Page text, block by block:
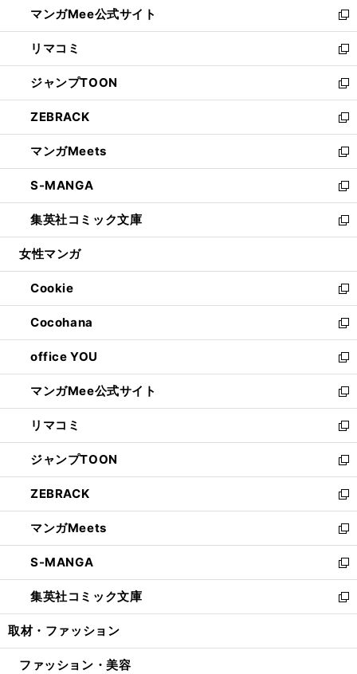
く
ド
ウ
で
開
く
ィ
ン
ド
ウ
で
開
く
い
ウ
ィ
ン
ド
ウ
で
開
く
マンガMee公式サイト
新
し
い
ウ
ィ
ン
ド
ウ
で
開
く
リマコミ
新
し
い
ウ
ィ
ン
ド
ウ
で
開
く
ジャンプTOON
新
し
い
ウ
ィ
ン
ド
ウ
で
開
ZEBRACK
新
し
い
ウ
ィ
ン
ド
ウ
開
く
マンガMeets
新
し
い
ウ
ィ
ン
ウ
で
開
く
S-MANGA
新
し
い
ウ
ン
ド
ウ
で
開
く
集英社コミック文庫
新
し
ウ
ィ
ン
ド
ウ
で
開
く
女性マンガ
Cookie
新
し
い
ウ
ィ
ン
ド
ウ
で
開
く
Cocohana
新
し
い
ウ
ィ
ン
ド
ウ
で
開
く
office YOU
新
し
い
ウ
ィ
ン
ド
ウ
で
開
く
マンガMee公式サイト
新
し
い
ウ
ィ
ン
ド
ウ
で
開
く
リマコミ
新
し
い
ウ
ィ
ン
ド
ウ
で
開
く
ジャンプTOON
新
し
い
ウ
ィ
ン
ド
ウ
で
開
ZEBRACK
新
し
い
ウ
ィ
ン
ド
ウ
開
マンガMeets
新
し
い
ウ
ィ
ン
ウ
S-MANGA
新
し
い
ウ
ン
集英社コミック文庫
新
し
ウ
取材・ファッション
ファッション・美容